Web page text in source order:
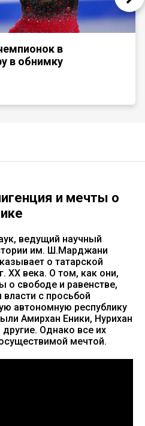
в
в обнимку
и мечты о
ведущий научный
им. Ш.Марджани
о татарской
ХХ века. О том, как они,
о свободе и равенстве,
с просьбой
автономную республику
Амирхан Еники, Нурихан
Однако все их
мечтой.